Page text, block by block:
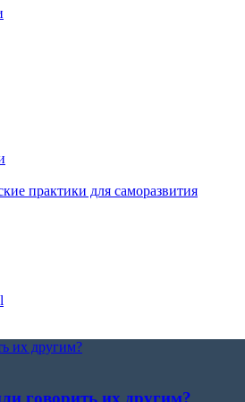
практики для саморазвития
их другим?
говорить их другим?